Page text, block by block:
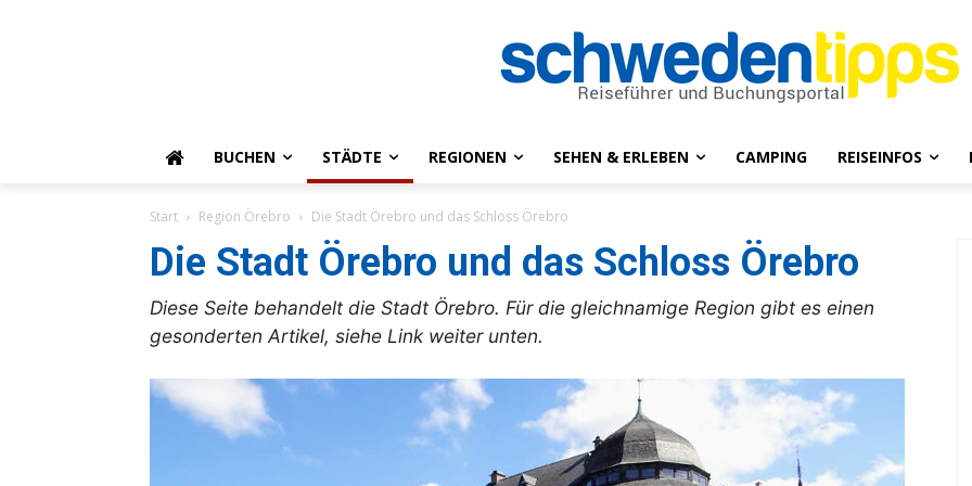
BUCHEN STÄDTE REGIONEN SEHEN & ERLEBEN CAMPING REISEINFOS
Start Region Örebro Die Stadt Örebro und das Schloss Örebro
Die Stadt Örebro und das Schloss Örebro
Diese Seite behandelt die Stadt Örebro. Für die gleichnamige Region gibt es einen
gesonderten Artikel, siehe Link weiter unten.